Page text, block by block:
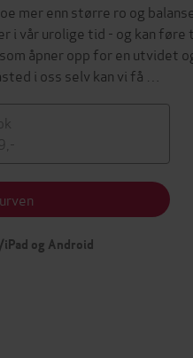
mer enn større ro og
i vår urolige tid - og kan
åpner opp for en utvidet
i oss selv kan vi få …
og Android